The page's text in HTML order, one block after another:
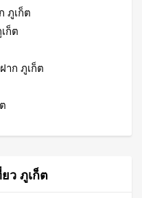
ภูเก็ต
ก็ต
าก ภูเก็ต
ว ภูเก็ต